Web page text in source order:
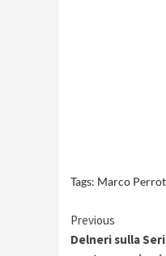
Tags: Marco
Continue
Previous
Delneri sulla